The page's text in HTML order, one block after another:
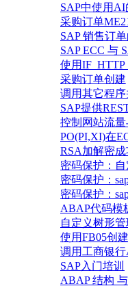
SAP中使用AI
采购订单
SAP 销售订
SAP ECC 与
使用
采购订单创建
调用其它程
SAP提供
控制网站流量
PO(PI,XI)在
RSA加解密
密码保护：
密码保护：
密码保护：
ABAP代码模
自定义树形管
使用FB05创
调用工商银行
SAP入门培训
ABAP 结构